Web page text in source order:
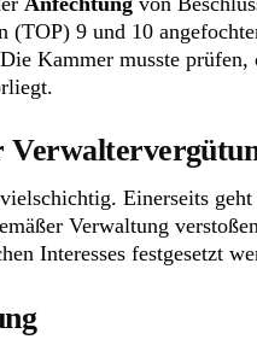
(TOP) 9 und 10
Kammer musste
Einerseits
Verwaltung
Interesses festgesetzt